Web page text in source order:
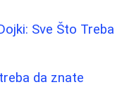
Sve Što Treba
da znate